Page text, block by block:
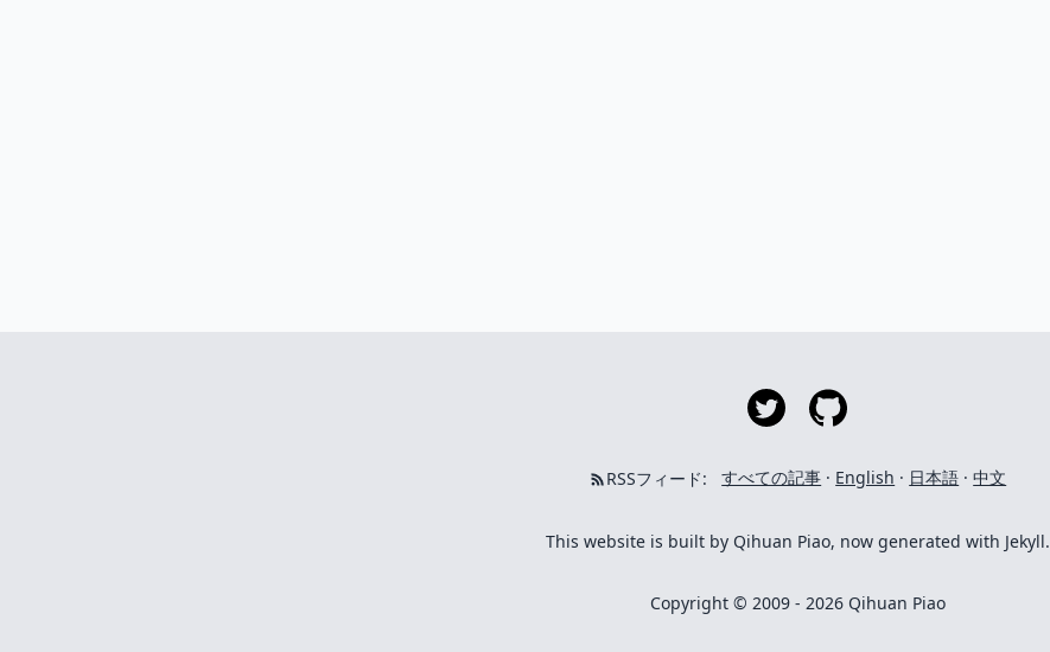
RSSフィード: すべての記事 · English · 日本語 ·中文
This website is built by Qihuan Piao, now generated with Jekyll.
Copyright © 2009 - 2026 Qihuan Piao